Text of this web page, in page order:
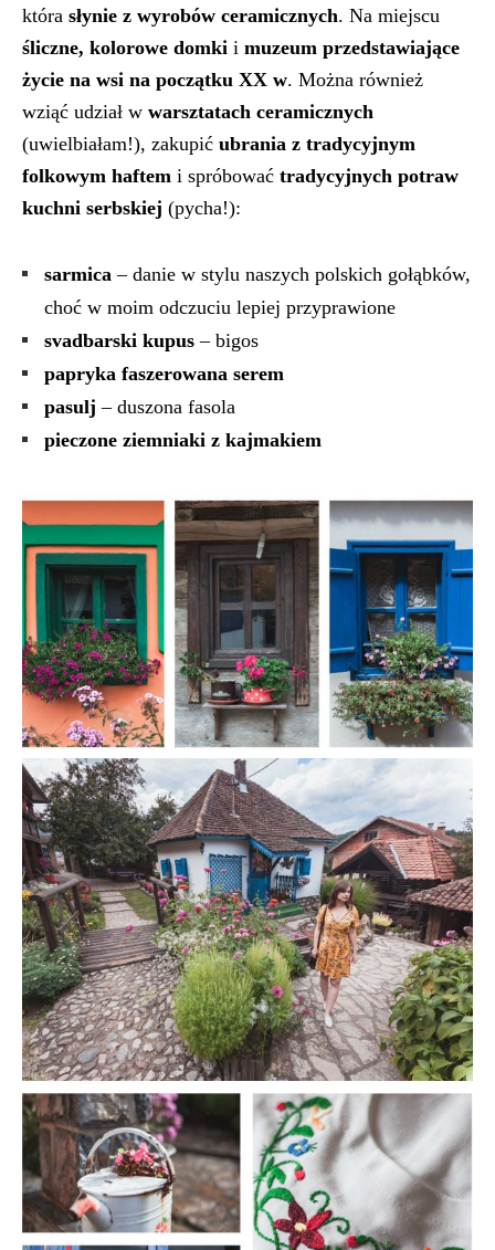
która słynie z wyrobów ceramicznych. Na miejscu
śliczne, kolorowe domki i muzeum przedstawiające
życie na wsi na początku XX w. Można również
wziąć udział w warsztatach ceramicznych
(uwielbiałam!), zakupić ubrania z tradycyjnym
folkowym haftem i spróbować tradycyjnych potraw
kuchni serbskiej (pycha!):
sarmica – danie w stylu naszych polskich gołąbków,
choć w moim odczuciu lepiej przyprawione
svadbarski kupus – bigos
papryka faszerowana serem
pasulj – duszona fasola
pieczone ziemniaki z kajmakiem